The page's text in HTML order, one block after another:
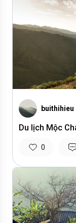
buithihieu
Du lịch Mộc
0